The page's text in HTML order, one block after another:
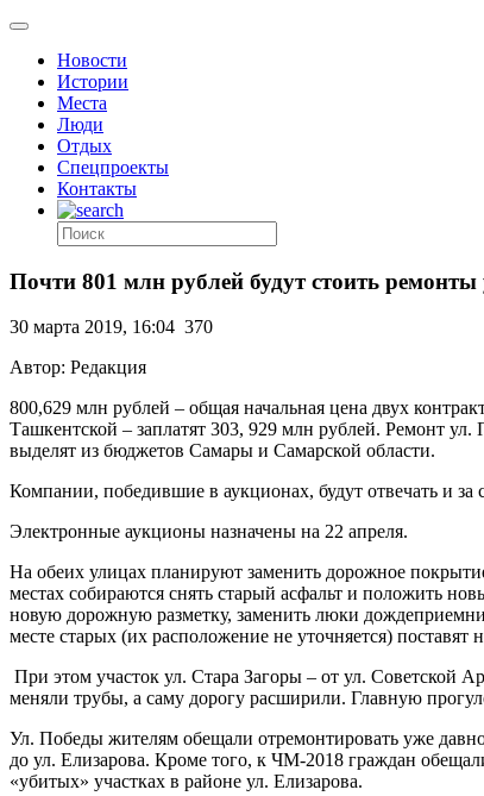
Новости
Истории
Места
Люди
Отдых
Спецпроекты
Контакты
Почти 801 млн рублей будут стоить
30 марта 2019, 16:04 370
Автор: Редакция
800,629 млн рублей – общая начальная цена двух
Ташкентской – заплатят 303, 929 млн рублей. Ремонт
выделят из бюджетов Самары и Самарской области.
Компании, победившие в аукционах, будут отвечать и за
Электронные аукционы назначены на 22 апреля.
На обеих улицах планируют заменить дорожное
местах собираются снять старый асфальт и положить
новую дорожную разметку, заменить люки
месте старых (их расположение не уточняется)
При этом участок ул. Стара Загоры – от ул. Советской
меняли трубы, а саму дорогу расширили. Главную
Ул. Победы жителям обещали отремонтировать уже
до ул. Елизарова. Кроме того, к ЧМ-2018 граждан
«убитых» участках в районе ул. Елизарова.